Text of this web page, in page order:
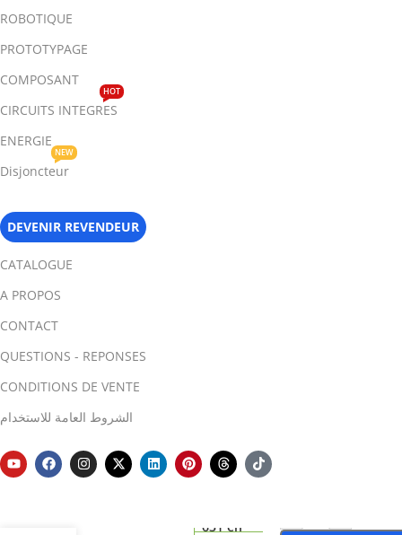
ROBOTIQUE
PROTOTYPAGE
COMPOSANT
CIRCUITS INTEGRES
HOT
ENERGIE
Disjoncteur
NEW
DEVENIR REVENDEUR
CATALOGUE
A PROPOS
CONTACT
QUESTIONS - REPONSES
CONDITIONS DE VENTE
الشروط العامة للاستخدام
631 en